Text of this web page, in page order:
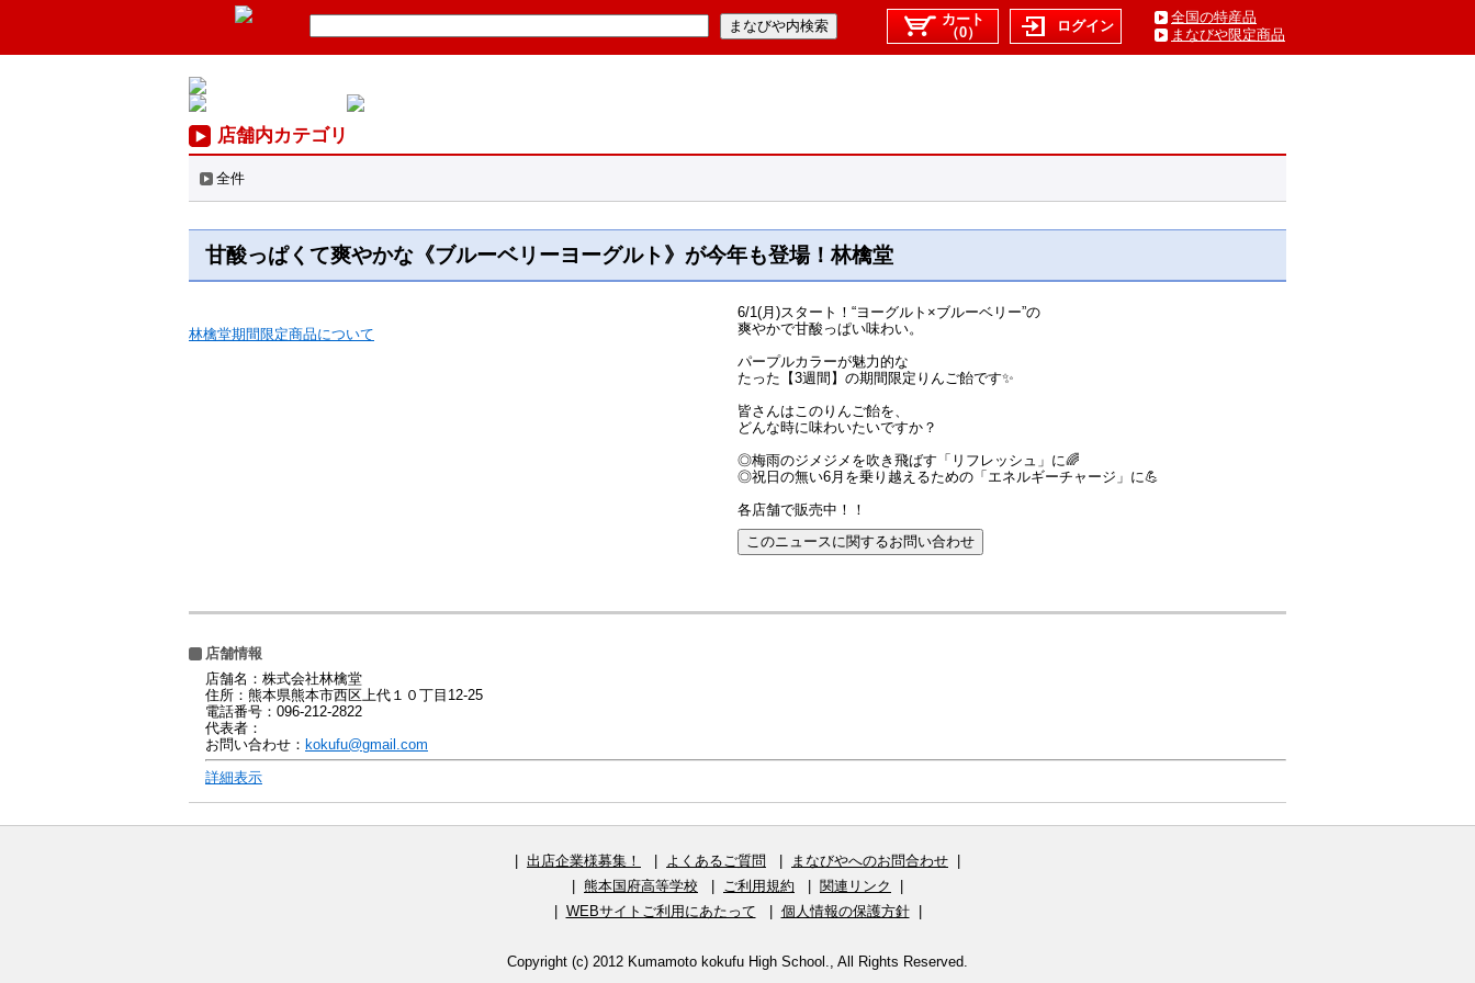
カート
（0）
ログイン
全国の特産品
まなびや限定商品
店舗内カテゴリ
全件
甘酸っぱくて爽やかな《ブルーベリーヨーグルト》が今年も登場！林檎堂
林檎堂期間限定商品について
6/1(月)スタート！“ヨーグルト×ブルーベリー”の
爽やかで甘酸っぱい味わい。
パープルカラーが魅力的な
たった【3週間】の期間限定りんご飴です✨
皆さんはこのりんご飴を、
どんな時に味わいたいですか？
◎梅雨のジメジメを吹き飛ばす「リフレッシュ」に🌈
◎祝日の無い6月を乗り越えるための「エネルギーチャージ」に💪
各店舗で販売中！！
店舗情報
店舗名：株式会社林檎堂
住所：熊本県熊本市西区上代１０丁目12-25
電話番号：096-212-2822
代表者：
お問い合わせ： kokufu@gmail.com
詳細表示
出店企業様募集！ よくあるご質問 まなびやへのお問合わせ
熊本国府高等学校 ご利用規約 関連リンク
WEBサイトご利用にあたって 個人情報の保護方針|
Copyright (c) 2012 Kumamoto kokufu High School., All Rights Reserved.